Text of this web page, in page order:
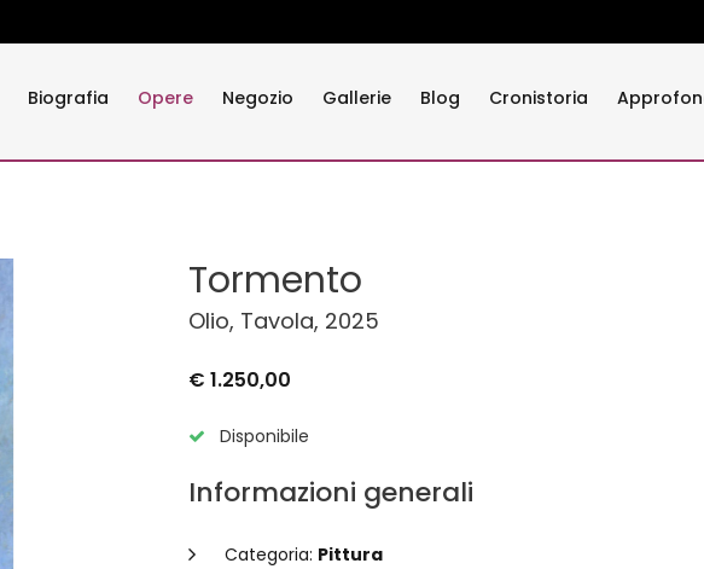
Biografia Opere Negozio Gallerie Blog Cronistoria
Tormento
Olio, Tavola, 2025
€ 1.250,00
Disponibile
Informazioni generali
Categoria: Pittura